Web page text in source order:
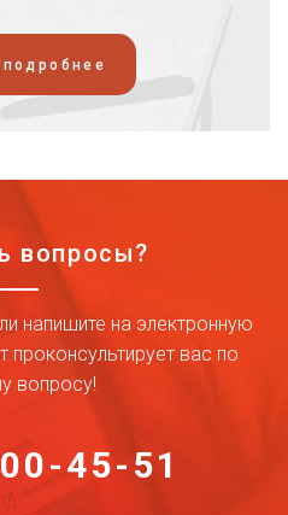
вопросы?
напишите на электронную
проконсультирует вас по
вопросу!
45-51